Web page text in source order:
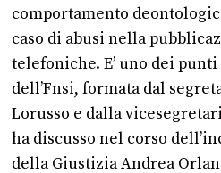
comportamento
caso di abusi nella
telefoniche. E’ uno dei
dell’Fnsi, formata dal
Lorusso e dalla
ha discusso nel corso
della Giustizia Andrea